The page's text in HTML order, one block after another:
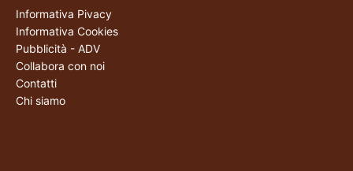
Informativa Pivacy
Informativa Cookies
Pubblicità - ADV
Collabora con noi
Contatti
Chi siamo